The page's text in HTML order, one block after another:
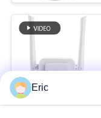
Eric